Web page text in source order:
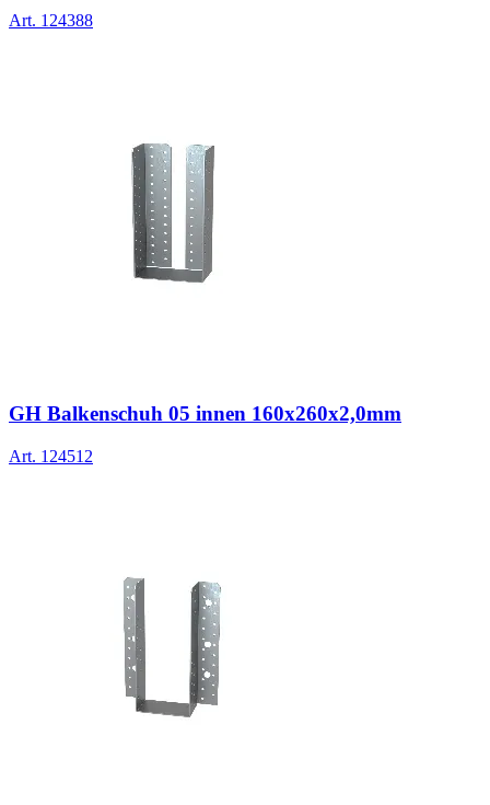
Art. 124388
GH Balkenschuh 05 innen 160x260x2,0mm
Art. 124512